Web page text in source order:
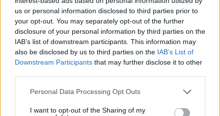
us or personal information disclosed to third parties prior to
your opt-out. You may separately opt-out of the further
disclosure of your personal information by third parties on the
IAB’s list of downstream participants. This information may
also be disclosed by us to third parties on the IAB’s List of
Downstream Participants that may further disclose it to other
Please note that this website/app uses one or more Google
not limited to your visit or usage behaviour. You may click to
Personal Data Processing Opt Outs
I want to opt-out of the Sharing of my
ηθοποιοι, γιατι υπαρχουν επιδοτησεις παραστασεων
και καλλιτεχνικων εκδηλωσεων απο το Υπουργειο
Πολιτισμου και συντηρουνται κανοντας την τρελα
τους. Αραγε ποιο Υπουργειο θα μπορουσε να
επιδοτησει εστω και τμηματικα την εργασια των
μισθωτων σαν εμας? Δηλαδη τι προσφερουν οι
ελαχιστων εξαιρεσεων, χαμηλοτατου επιπεδου που